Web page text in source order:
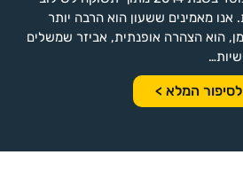
אנו מאמינים ששעון הוא הרבה יותר
הוא הצהרה אופנתית, אביזר שמשלים
לסיפור המלא >